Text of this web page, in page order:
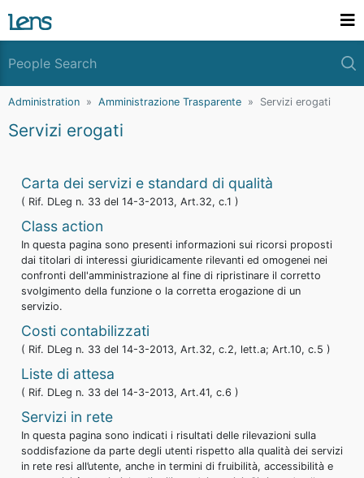
Administration Amministrazione Trasparente Servizi erogati
Servizi erogati
Carta dei servizi e standard di qualità
( Rif. DLeg n. 33 del 14-3-2013, Art.32, c.1 )
Class action
In questa pagina sono presenti informazioni sui ricorsi proposti
dai titolari di interessi giuridicamente rilevanti ed omogenei nei
confronti dell'amministrazione al fine di ripristinare il corretto
svolgimento della funzione o la corretta erogazione di un
servizio.
Costi contabilizzati
( Rif. DLeg n. 33 del 14-3-2013, Art.32, c.2, lett.a; Art.10, c.5 )
Liste di attesa
( Rif. DLeg n. 33 del 14-3-2013, Art.41, c.6 )
Servizi in rete
In questa pagina sono indicati i risultati delle rilevazioni sulla
soddisfazione da parte degli utenti rispetto alla qualità dei servizi
in rete resi all’utente, anche in termini di fruibilità, accessibilità e